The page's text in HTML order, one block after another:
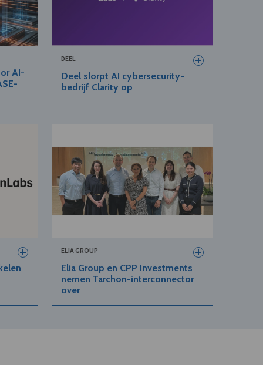
AI-
DEEL
Deel slorpt AI cybersecurity-
bedrijf Clarity op
ELIA GROUP
Elia Group en CPP Investments
nemen Tarchon-interconnector
over